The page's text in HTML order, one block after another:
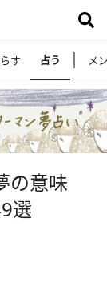
す 占う メ
の意味
選